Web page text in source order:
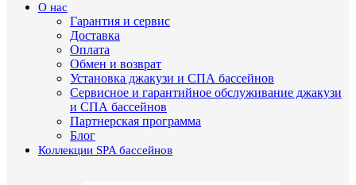
О нас
Гарантия и сервис
Доставка
Оплата
Обмен и возврат
Установка джакузи и СПА бассейнов
Сервисное и гарантийное обслуживание джакузи
и СПА бассейнов
Партнерская программа
Блог
Коллекции SPA бассейнов